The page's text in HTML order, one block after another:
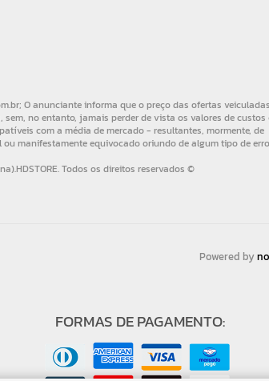
Powered by
FORMAS DE PAGAMENTO: